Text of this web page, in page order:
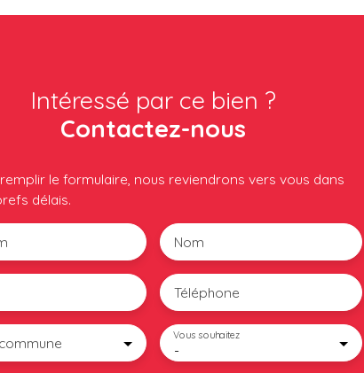
Intéressé par ce bien ?
Contactez-nous
le formulaire, nous reviendrons vers vous dans
délais.
Nom
Téléphone
-
Vous souhaitez